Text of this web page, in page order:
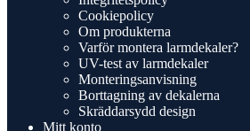
Cookiepolicy
Om produkterna
Varför montera larmdekaler?
UV-test av larmdekaler
Monteringsanvisning
Borttagning av dekalerna
Skräddarsydd design
Mitt konto